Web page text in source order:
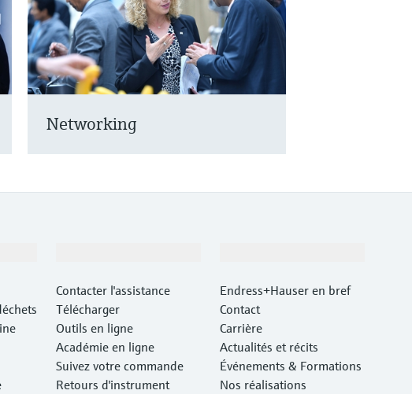
Networking
Contacter l'assistance
Télécharger
Outils en ligne
Académie en ligne
Suivez votre commande
Retours d'instrument
Endress+Hauser en bref
Contact
Carrière
Actualités et récits
Événements & Formations
Nos réalisations